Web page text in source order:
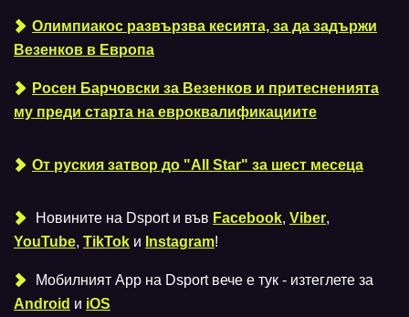
Олимпиакос развързва кесията, за да задържи
Везенков в Европа
Росен Барчовски за Везенков и притесненията
му преди старта на евроквалификациите
От руския затвор до "All Star" за шест месеца
Новините на Dsport и във Facebook, Viber,
YouTube, TikTok и Instagram!
Мобилният Аpp на Dsport вече е тук - изтеглете за
Android и iOS